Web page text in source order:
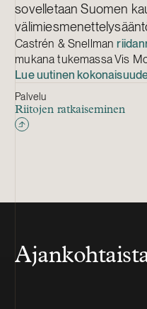
sovelletaan Suomen
Castrén & Snellman
mukana tukemassa Vis
Lue uutinen
Palvelu
Riitojen ratkaiseminen